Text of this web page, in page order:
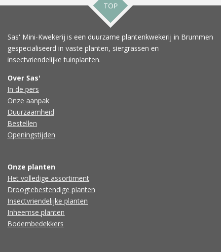
TOP
Sas' Mini-Kwekerij is een duurzame plantenkwekerij in Brummen
gespecialiseerd in vaste planten, siergrassen en
insectvriendelijke tuinplanten.
Over Sas'
In de pers
Onze aanpak
Duurzaamheid
Bestellen
Openingstijden
Onze planten
Het volledige assortiment
Droogtebestendige planten
Insectvriendelijke planten
Inheemse planten
Bodembedekkers